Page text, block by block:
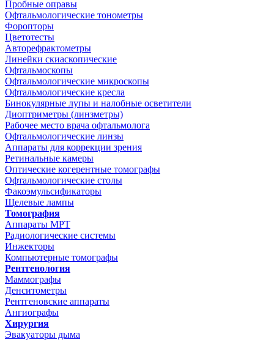
Пробные оправы
Офтальмологические тонометры
Форопторы
Цветотесты
Авторефрактометры
Линейки скиаскопические
Офтальмоскопы
Офтальмологические микроскопы
Офтальмологические кресла
Бинокулярные лупы и налобные осветители
Диоптриметры (линзметры)
Рабочее место врача офтальмолога
Офтальмологические линзы
Аппараты для коррекции зрения
Ретинальные камеры
Оптические когерентные томографы
Офтальмологические столы
Факоэмульсификаторы
Щелевые лампы
Томография
Аппараты МРТ
Радиологические системы
Инжекторы
Компьютерные томографы
Рентгенология
Маммографы
Денситометры
Рентгеновские аппараты
Ангиографы
Хирургия
Эвакуаторы дыма